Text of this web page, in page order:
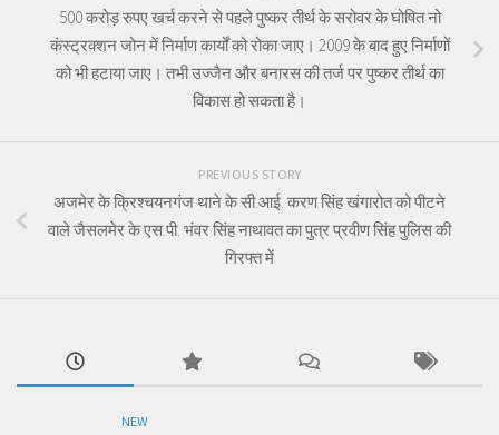
500 करोड़ रुपए खर्च करने से पहले पुष्कर तीर्थ के सरोवर के घोषित नो
कंस्ट्रक्शन जोन में निर्माण कार्यों को रोका जाए। 2009 के बाद हुए निर्माणों
को भी हटाया जाए। तभी उज्जैन और बनारस की तर्ज पर पुष्कर तीर्थ का
विकास हो सकता है।
PREVIOUS STORY
अजमेर के क्रिश्चयनगंज थाने के सी.आई. करण सिंह खंगारोत को पीटने
वाले जैसलमेर के एस.पी. भंवर सिंह नाथावत का पुत्र प्रवीण सिंह पुलिस की
गिरफ्त में
NEW